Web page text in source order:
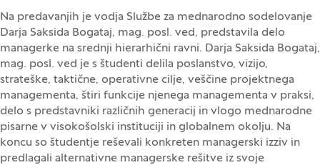
Na predavanjih je vodja Službe za mednarodno sodelovanje
Darja Saksida Bogataj, mag. posl. ved, predstavila delo
managerke na srednji hierarhični ravni. Darja Saksida Bogataj,
mag. posl. ved je s študenti delila poslanstvo, vizijo,
strateške, taktične, operativne cilje, veščine projektnega
managementa, štiri funkcije njenega managementa v praksi,
delo s predstavniki različnih generacij in vlogo mednarodne
pisarne v visokošolski instituciji in globalnem okolju. Na
koncu so študentje reševali konkreten managerski izziv in
predlagali alternativne managerske rešitve iz svoje